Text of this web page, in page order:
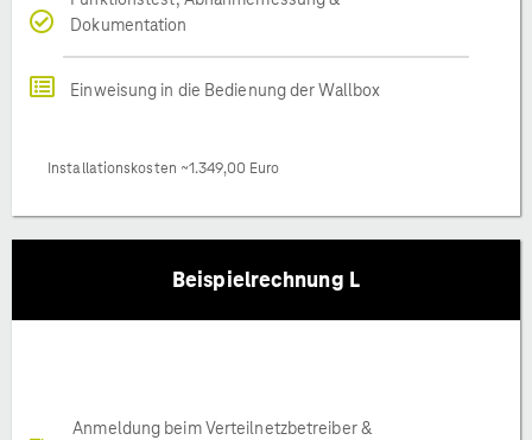
Dokumentation
Einweisung in die Bedienung der Wallbox
Installationskosten ~1.349,00 Euro
Beispielrechnung L
Anmeldung beim Verteilnetzbetreiber &